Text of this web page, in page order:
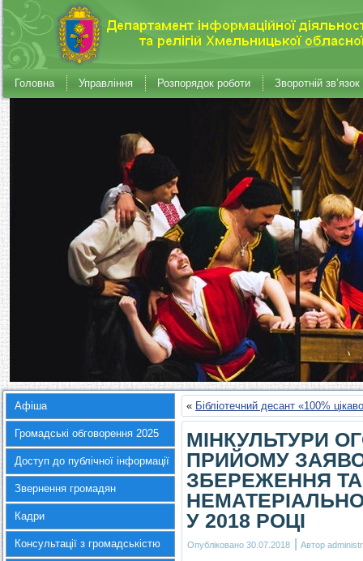
Головна Управління Розпорядок роботи Зворотній зв’язок
Афіша
Громадські обговорення 2025
Доступ до публічної інформації
Звернення громадян
Кадри
Консультації з громадськістю
« Бібліотечний десант «100%
МІНКУЛЬТУРИ
ПРИЙОМУ
ЗБЕРЕЖЕННЯ
У 2018 РОЦІ
Опубліковано 30.07.2018 | Автор